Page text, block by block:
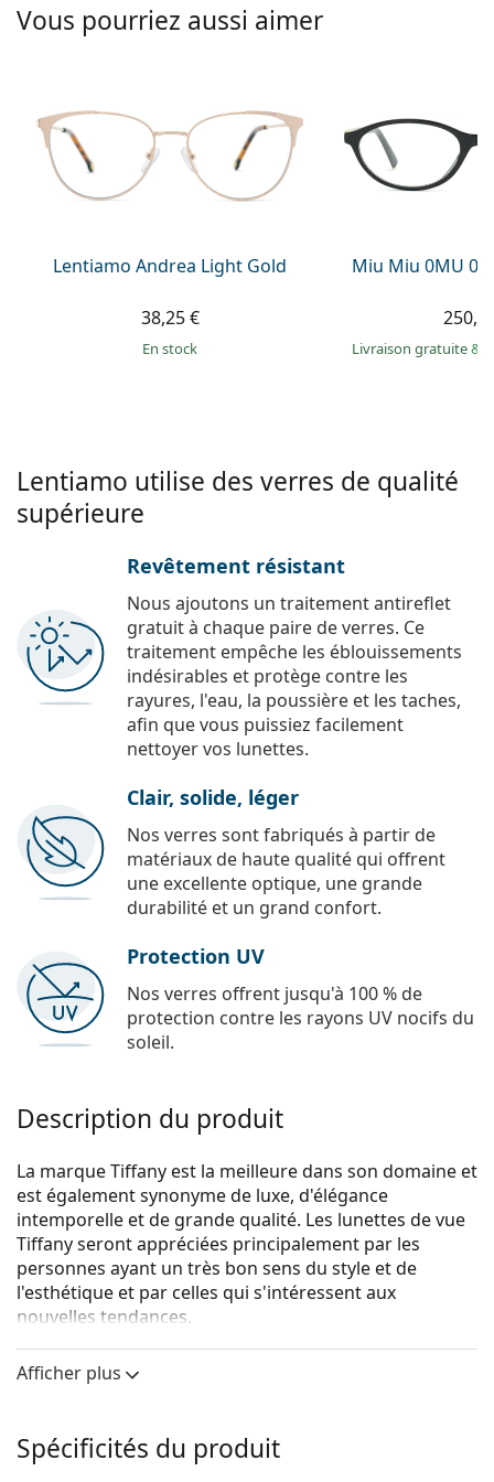
Marc Jacobs
Prada
Toutes les marques
02 446 01 11
Vous pourriez aussi aimer
Lentiamo Andrea Light Gold
38,25 €
en stock
Miu Miu 0MU
Livraison gratuite&
Lentiamo utilise des verres de qualité
supérieure
Revêtement résistant
Nous ajoutons un traitement antireflet
gratuit à chaque paire de verres. Ce
traitement empêche les éblouissements
indésirables et protège contre les
rayures, l'eau, la poussière et les taches,
afin que vous puissiez facilement
nettoyer vos lunettes.
Clair, solide, léger
Nos verres sont fabriqués à partir de
matériaux de haute qualité qui offrent
une excellente optique, une grande
durabilité et un grand confort.
Protection UV
Nos verres offrent jusqu'à 100 % de
protection contre les rayons UV nocifs du
soleil.
Description du produit
La marque Tiffany est la meilleure dans son domaine et
est également synonyme de luxe, d'élégance
intemporelle et de grande qualité. Les lunettes de vue
Tiffany seront appréciées principalement par les
personnes ayant un très bon sens du style et de
l'esthétique et par celles qui s'intéressent aux
nouvelles tendances.
Tiffany & Co. 0TF1136 6007 53sont des lunettes pour
femmes.
la fonction d'essai virtuel de Lentiamo.
Afficher plus
Spécificités du produit